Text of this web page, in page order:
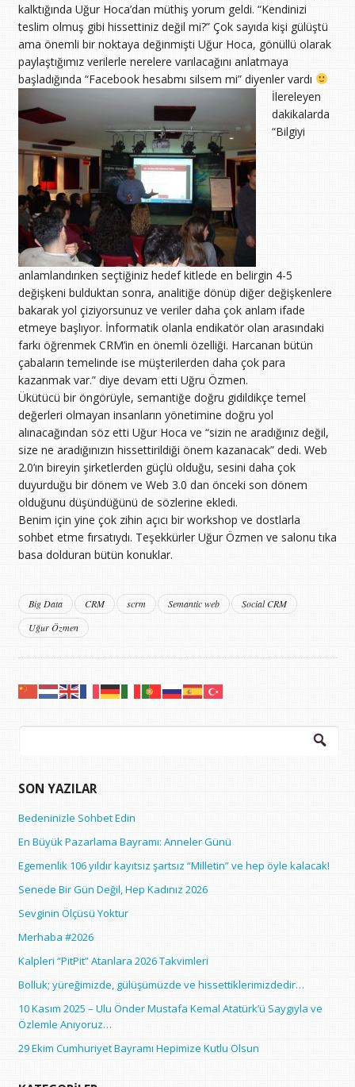
kalktığında Uğur Hoca’dan müthiş yorum geldi. “Kendinizi
teslim olmuş gibi hissettiniz değil mi?” Çok sayıda kişi gülüştü
ama önemli bir noktaya değinmişti Uğur Hoca, gönüllü olarak
paylaştığımız verilerle nerelere varılacağını anlatmaya
başladığında “Facebook hesabmı silsem mi” diyenler vardı
İlereleyen
dakikalarda
“Bilgiyi
anlamlandırıken seçtiğiniz hedef kitlede en belirgin 4-5
değişkeni bulduktan sonra, analitiğe dönüp diğer değişkenlere
bakarak yol çiziyorsunuz ve veriler daha çok anlam ifade
etmeye başlıyor. İnformatik olanla endikatör olan arasındaki
farkı öğrenmek CRM’in en önemli özelliği. Harcanan bütün
çabaların temelinde ise müşterilerden daha çok para
kazanmak var.” diye devam etti Uğru Özmen.
Ükütücü bir öngörüyle, semantiğe doğru gidildikçe temel
değerleri olmayan insanların yönetimine doğru yol
alınacağından söz etti Uğur Hoca ve “sizin ne aradığınız değil,
size ne aradığınızın hissettirildiği önem kazanacak” dedi. Web
2.0’ın bireyin şirketlerden güçlü olduğu, sesini daha çok
duyurduğu bir dönem ve Web 3.0 dan önceki son dönem
olduğunu düşündüğünü de sözlerine ekledi.
Benim için yine çok zihin açıcı bir workshop ve dostlarla
sohbet etme fırsatıydı. Teşekkürler Uğur Özmen ve salonu tıka
basa dolduran bütün konuklar.
Big Data CRM scrm Semantic web
Social CRM
Uğur Özmen
Arama:
SON YAZILAR
Bedeninizle Sohbet Edin
En Büyük Pazarlama Bayramı: Anneler Günü
Egemenlik 106 yıldır kayıtsız şartsız “Milletin” ve hep öyle kalacak!
Senede Bir Gün Değil, Hep Kadınız 2026
Sevginin Ölçüsü Yoktur
Merhaba #2026
Kalpleri “PitPit” Atanlara 2026 Takvimleri
Bolluk; yüreğimizde, gülüşümüzde ve hissettiklerimizdedir…
10 Kasım 2025 – Ulu Önder Mustafa Kemal Atatürk’ü Saygıyla ve
Özlemle Anıyoruz…
29 Ekim Cumhuriyet Bayramı Hepimize Kutlu Olsun